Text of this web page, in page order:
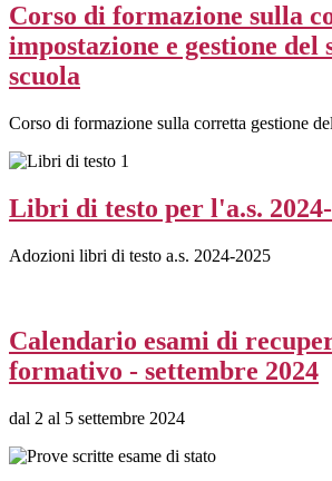
Corso di formazione sulla
impostazione e gestione del
scuola
Corso di formazione sulla corretta gestione
Libri di testo per l'a.s.
Adozioni libri di testo a.s. 2024-2025
Calendario esami di
formativo - settembre 2024
dal 2 al 5 settembre 2024